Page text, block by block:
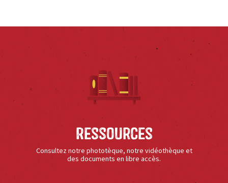
Ressources
Consultez notre phototèque, notre vidéothèque et
des documents en libre accès.